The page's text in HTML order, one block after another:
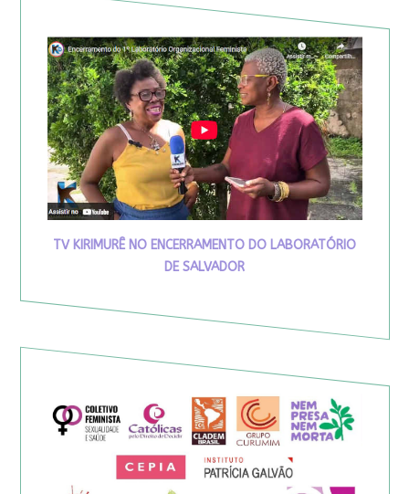
TV KIRIMURÊ NO ENCERRAMENTO DO LABORATÓRIO
DE SALVADOR